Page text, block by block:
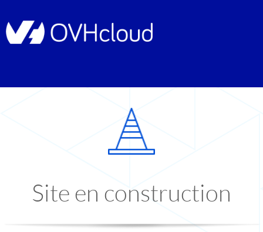
Site en construction